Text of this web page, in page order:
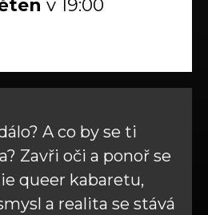
v 19:00
A co by se ti
Zavři oči a ponoř se
queer kabaretu,
a realita se stává